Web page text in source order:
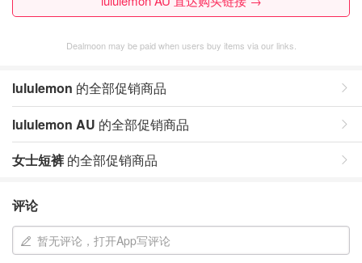
Dealmoon may be paid when users buy items via our links.
lululemon 的全部促销商品
lululemon AU 的全部促销商品
女士短裤 的全部促销商品
评论
暂无评论，打开App写评论